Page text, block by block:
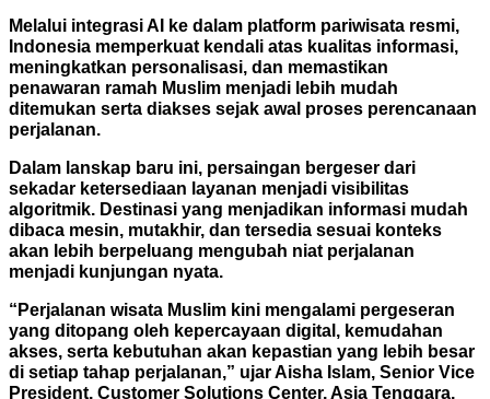
Melalui integrasi AI ke dalam platform pariwisata resmi,
Indonesia memperkuat kendali atas kualitas informasi,
meningkatkan personalisasi, dan memastikan
penawaran ramah Muslim menjadi lebih mudah
ditemukan serta diakses sejak awal proses perencanaan
perjalanan.
Dalam lanskap baru ini, persaingan bergeser dari
sekadar ketersediaan layanan menjadi visibilitas
algoritmik. Destinasi yang menjadikan informasi mudah
dibaca mesin, mutakhir, dan tersedia sesuai konteks
akan lebih berpeluang mengubah niat perjalanan
menjadi kunjungan nyata.
“Perjalanan wisata Muslim kini mengalami pergeseran
yang ditopang oleh kepercayaan digital, kemudahan
akses, serta kebutuhan akan kepastian yang lebih besar
di setiap tahap perjalanan,” ujar Aisha Islam, Senior Vice
President, Customer Solutions Center, Asia Tenggara,